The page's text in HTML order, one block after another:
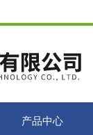
产品中心